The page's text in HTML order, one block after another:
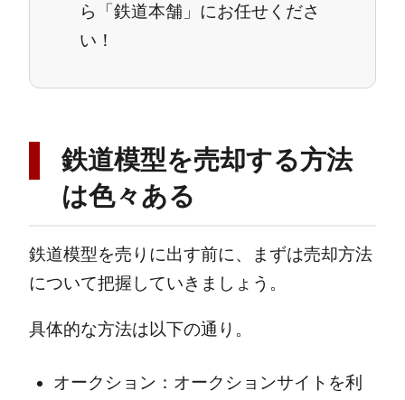
ら「鉄道本舗」にお任せくださ
い！
鉄道模型を売却する方法
は色々ある
鉄道模型を売りに出す前に、まずは売却方法
について把握していきましょう。
具体的な方法は以下の通り。
オークション：オークションサイトを利